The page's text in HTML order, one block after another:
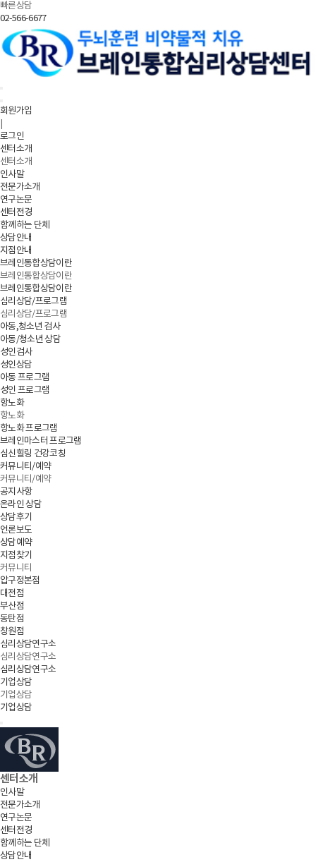
빠른상담
02-566-6677
회원가입
로그인
센터소개
센터소개
인사말
전문가소개
연구논문
센터전경
함께하는 단체
상담안내
지점안내
브레인통합상담이란
브레인통합상담이란
브레인통합상담이란
심리상담/프로그램
심리상담/프로그램
아동,청소년 검사
아동/청소년 상담
성인검사
성인상담
아동 프로그램
성인 프로그램
항노화
항노화
항노화 프로그램
브레인마스터 프로그램
심신힐링 건강코칭
커뮤니티/예약
커뮤니티/예약
공지사항
온라인 상담
상담후기
언론보도
상담예약
지점찾기
커뮤니티
압구정본점
대전점
부산점
동탄점
창원점
심리상담연구소
심리상담연구소
심리상담연구소
기업상담
기업상담
기업상담
센터소개
인사말
전문가소개
연구논문
센터전경
함께하는 단체
상담안내